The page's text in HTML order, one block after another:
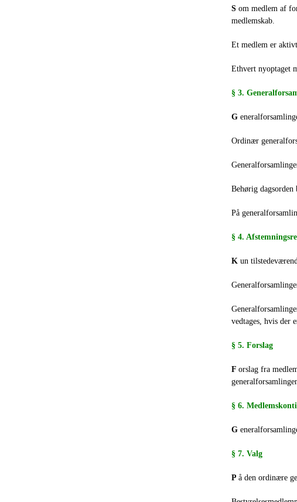
S om medlem af
medlemskab.
Et medlem er
Ethvert nyoptaget
§ 3.
G
Ordinær
Behørig dagsorden
På
§ 4.
K un
vedtages, hvis der
§ 5. Forslag
F orslag fra
§ 6.
G
§ 7. Valg
P å den ordinære